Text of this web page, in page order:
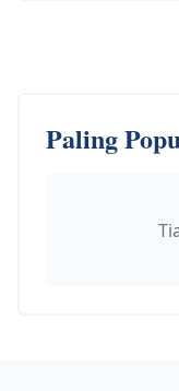
Paling